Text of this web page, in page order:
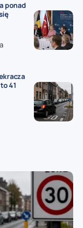
ponad
41